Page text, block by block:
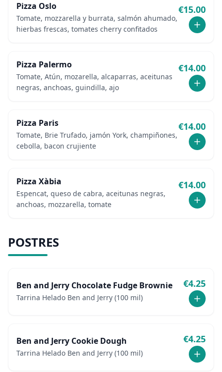
Pizza Oslo
Tomate, mozzarella y burrata, salmón ahumado,
hierbas frescas, tomates cherry confitados
€15.00
Pizza Palermo
Tomate, Atún, mozarella, alcaparras, aceitunas
negras, anchoas, guindilla, ajo
€14.00
Pizza Paris
Tomate, Brie Trufado, jamón York, champiñones,
cebolla, bacon crujiente
€14.00
Pizza Xàbia
Espencat, queso de cabra, aceitunas negras,
anchoas, mozzarella, tomate
€14.00
POSTRES
Ben and Jerry Chocolate Fudge Brownie
Tarrina Helado Ben and Jerry (100 mil)
€4.25
Ben and Jerry Cookie Dough
Tarrina Helado Ben and Jerry (100 mil)
€4.25